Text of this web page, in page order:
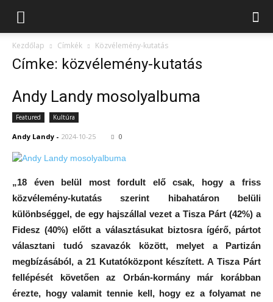
Kezdőlap Címkék Közvélemény-kutatás
Címke: közvélemény-kutatás
Andy Landy mosolyalbuma
Featured Kultúra
Andy Landy - 2024-10-25 0
„18 éven belül most fordult elő csak, hogy a friss
közvélemény-kutatás szerint hibahatáron belüli
különbséggel, de egy hajszállal vezet a Tisza Párt (42%) a
Fidesz (40%) előtt a választásukat biztosra ígérő, pártot
választani tudó szavazók között, melyet a Partizán
megbízásából, a 21 Kutatóközpont készített. A Tisza Párt
fellépését követően az Orbán-kormány már korábban
érezte, hogy valamit tennie kell, hogy ez a folyamat ne